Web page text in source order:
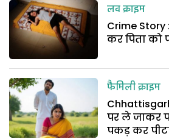
लव क्राइम
Crime Story
कर पिता को
फैमिली क्राइम
पर ले जाकर
पकड़ कर